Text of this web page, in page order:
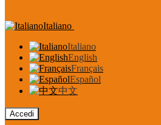
Italiano
Italiano
English
Français
Español
中文
Accedi